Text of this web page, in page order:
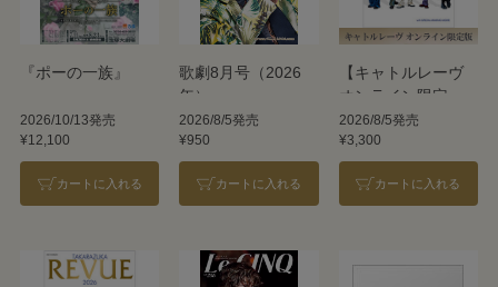
『ポーの一族』
2026/10/13発売
¥12,100
カートに入れる
歌劇8月号（2026
年）
2026/8/5発売
¥950
カートに入れる
【キャトルレーヴ
オンライン限定
版】TAKARAZUKA
REVUE 2026
2026/8/5発売
¥3,300
カートに入れる